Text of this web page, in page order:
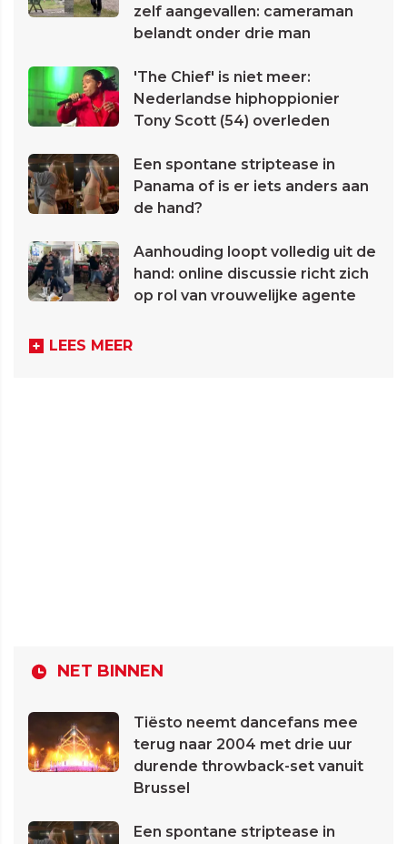
zelf aangevallen: cameraman
belandt onder drie man
'The Chief' is niet meer:
Nederlandse hiphoppionier
Tony Scott (54) overleden
Een spontane striptease in
Panama of is er iets anders aan
de hand?
Aanhouding loopt volledig uit de
hand: online discussie richt zich
op rol van vrouwelijke agente
LEES MEER
NET BINNEN
Tiësto neemt dancefans mee
terug naar 2004 met drie uur
durende throwback-set vanuit
Brussel
Een spontane striptease in